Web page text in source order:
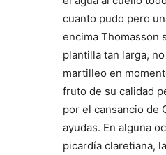
cuanto pudo pero
encima Thomasson
plantilla tan larga,
martilleo en
fruto de su calidad
por el cansancio de
ayudas. En alguna
picardía claretiana,